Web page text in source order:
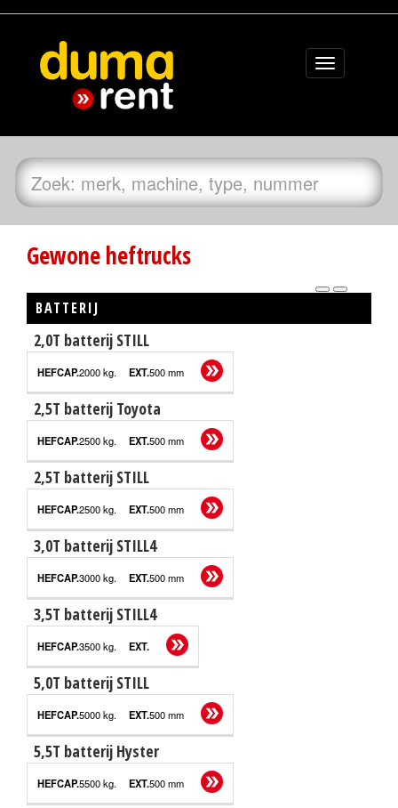
Toggle
navigation
Gewone heftrucks
BATTERIJ
HEFCAPACITEIT
EXTRA
VELD
2,0T batterij STILL
2000 kg. 500 mm
2,5T batterij Toyota
2500 kg. 500 mm
2,5T batterij STILL
2500 kg. 500 mm
3,0T batterij STILL4
3000 kg. 500 mm
3,5T batterij STILL4
3500 kg.
5,0T batterij STILL
5000 kg. 500 mm
5,5T batterij Hyster
5500 kg. 500 mm